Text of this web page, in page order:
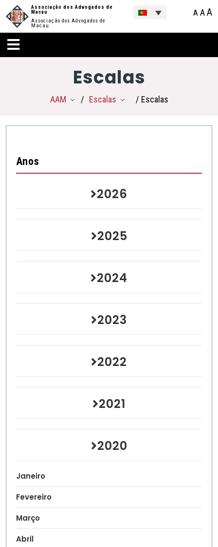
Associação dos Advogados de
Macau
Associação dos Advogados de
Macau
A AA
Escalas
AAM Escalas / Escalas
Anos
2026
2025
2024
2023
2022
2021
2020
Janeiro
Fevereiro
Março
Abril